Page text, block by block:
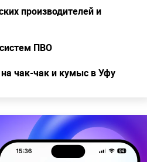
производителей и
ПВО
чак-чак и кумыс в Уфу